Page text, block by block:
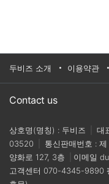
두비즈 소개 이용약관
Contact us
상호명(명칭) : 두비즈 대
03520
통신판매번호 :
양화로 127, 3층
이메일
고객센터 070-4345-9890